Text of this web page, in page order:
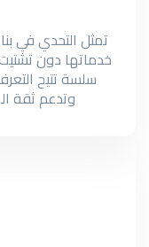
تمثل التحدي في
خدماتها دون
سلسة تتيح
وتدعم ثقة